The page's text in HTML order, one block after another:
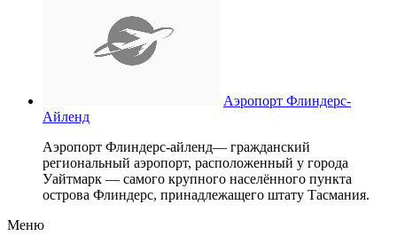
Аэропорт Флиндерс-
Айленд
Аэропорт Флиндерс-айленд— гражданский
региональный аэропорт, расположенный у города
Уайтмарк — самого крупного населённого пункта
острова Флиндерс, принадлежащего штату Тасмания.
Меню